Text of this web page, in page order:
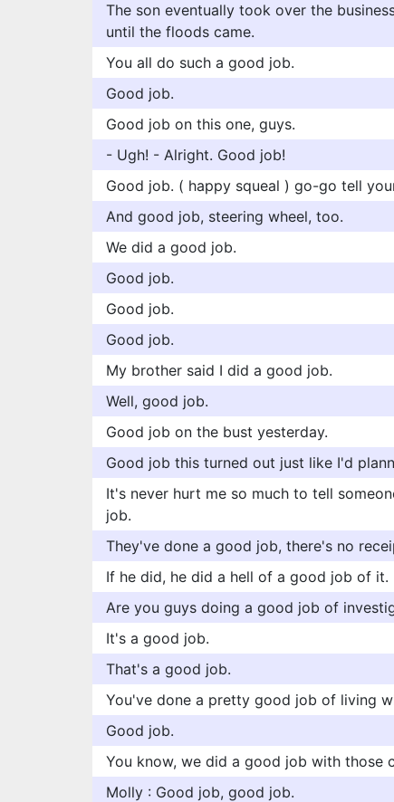
The son eventually took over the
until the floods came.
You all do such a good job.
Good job.
Good job on this one, guys.
- Ugh! - Alright. Good job!
Good job. ( happy squeal ) go-go tell
And good job, steering wheel, too.
We did a good job.
Good job.
Good job.
Good job.
My brother said I did a good job.
Well, good job.
Good job on the bust yesterday.
Good job this turned out just like I'd
It's never hurt me so much to tell
job.
They've done a good job, there's no
If he did, he did a hell of a good job of it.
Are you guys doing a good job of
It's a good job.
That's a good job.
You've done a pretty good job of living
Good job.
You know, we did a good job with those
Molly : Good job, good job.